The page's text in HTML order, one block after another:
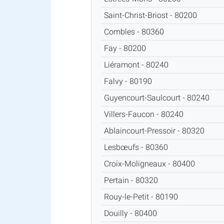
Saint-Christ-Briost - 80200
Combles - 80360
Fay - 80200
Liéramont - 80240
Falvy - 80190
Guyencourt-Saulcourt - 80240
Villers-Faucon - 80240
Ablaincourt-Pressoir - 80320
Lesbœufs - 80360
Croix-Moligneaux - 80400
Pertain - 80320
Rouy-le-Petit - 80190
Douilly - 80400